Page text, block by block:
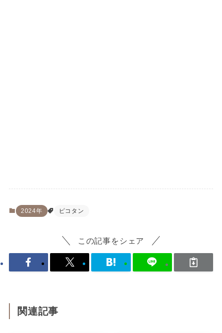
2024年 ピコタン
この記事をシェア
関連記事